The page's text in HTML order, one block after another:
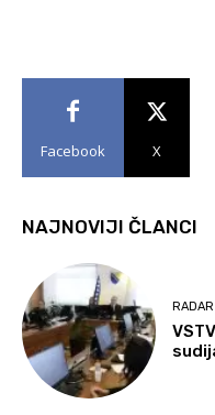
Facebook X
NAJNOVIJI ČLANCI